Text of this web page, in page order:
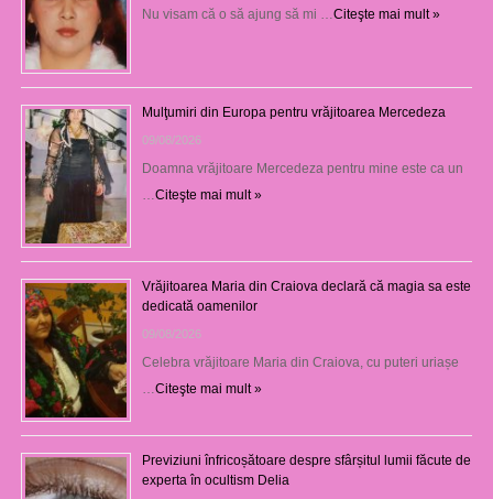
Nu visam că o să ajung să mi … Citeşte mai mult »
Mulţumiri din Europa pentru vrăjitoarea Mercedeza
09/08/2026
Doamna vrăjitoare Mercedeza pentru mine este ca un
Citeşte mai mult »
Vrăjitoarea Maria din Craiova declară că magia sa este
dedicată oamenilor
09/08/2026
Celebra vrăjitoare Maria din Craiova, cu puteri uriașe
Citeşte mai mult »
Previziuni înfricoșătoare despre sfârșitul lumii făcute de
experta în ocultism Delia